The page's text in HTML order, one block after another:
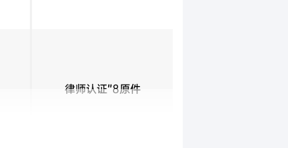
律师认证”8原件